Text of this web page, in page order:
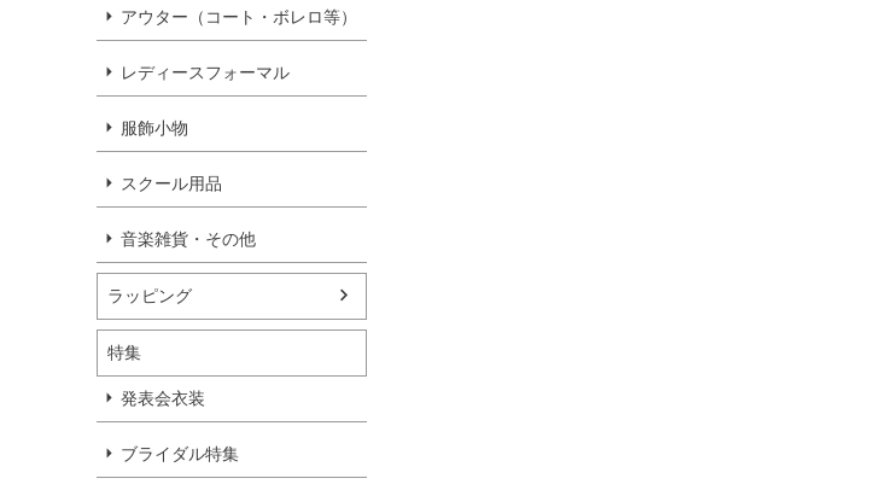
アウター（コート・ボレロ等）
レディースフォーマル
服飾小物
スクール用品
音楽雑貨・その他
ラッピング
特集
発表会衣装
ブライダル特集